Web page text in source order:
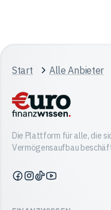
Start Alle Anbieter
Die Plattform für alle, die
Vermögensaufbau
Finanzwissen
Finanzwissen
Finanzwissen
Finanzwissen